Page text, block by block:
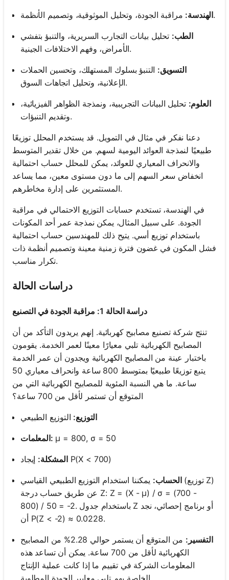
الهندسة:مراقبة الجودة، وتحليل الموثوقية، وتصميم الأنظمة.
الطب: تحليل بيانات التجارب السريرية، والتنبؤ بتفشي
الأمراض، وفهم الاختلافات الجينية.
التسويق: التنبؤ بسلوك المستهلك، وتحسين الحملات
الإعلانية، وتحليل اتجاهات السوق.
العلوم: تحليل البيانات التجريبية، ونمذجة الظواهر الفيزيائية،
وتقديم التنبؤات.
دعنا نفكر في مثال في التمويل. قد يستخدم المحلل توزيعًا
طبيعيًا لنمذجة العوائد اليومية لسهم. من خلال تقدير المتوسط
والانحراف المعياري للعوائد، يمكن للمحلل حساب احتمالية
انخفاض سعر السهم إلى ما دون مستوى معين، مما يساعد
المستثمرين على إدارة مخاطرهم.
في الهندسة، تستخدم حسابات التوزيع الاحتمالي في مراقبة
الجودة. على سبيل المثال، يمكن نمذجة عمر أحد المكونات
باستخدام توزيع أسي. يتيح ذلك للمهندسين حساب احتمالية
فشل المكون في غضون فترة زمنية معينة وتصميم أنظمة ذات
تكرار مناسب.
دراسات الحالة
دراسة الحالة 1: مراقبة الجودة في التصنيع
تنتج شركة تصنيع مصابيح كهربائية. إنهم يريدون التأكد من أن
المصابيح الكهربائية تلبي معيارًا معينًا لعمر الخدمة. يقومون
باختبار عينة من المصابيح الكهربائية ويجدون أن عمر الخدمة
يتبع توزيعًا طبيعيًا بمتوسط 800 ساعة وانحراف معياري 50
ساعة. ما هي النسبة المئوية للمصابيح الكهربائية التي من
المتوقع أن تستمر لأقل من 700 ساعة؟
التوزيع: التوزيع الطبيعي
المعلمات: μ = 800, σ = 50
المشكلة:إيجاد P(X < 700)
الحساب: يمكننا استخدام التوزيع الطبيعي القياسي (توزيع Z)
عن طريق حساب درجة Z: Z = (X - μ) / σ = (700 -
800) / 50 = -2. باستخدام جدول Z أو برنامج إحصائي، نجد
أن P(Z < -2) ≈ 0.0228.
التفسير:
من المتوقع أن يستمر حوالي 2.28% من المصابيح
الكهربائية لأقل من 700 ساعة. يمكن أن تساعد هذه
المعلومات الشركة في تقييم ما إذا كانت عملية الإنتاج